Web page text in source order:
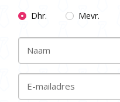
Dhr. Mevr.
Naam
E-mailadres